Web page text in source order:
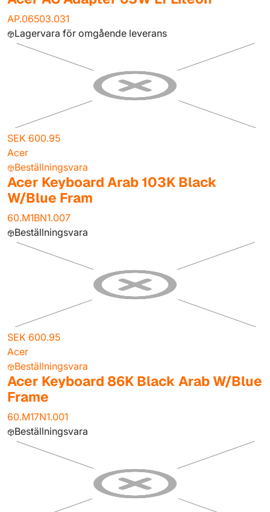
AP.06503.031
Lagervara för omgående leverans
SEK 600.95
Acer
Beställningsvara
Acer Keyboard Arab 103K Black
W/Blue Fram
60.M1BN1.007
Beställningsvara
SEK 600.95
Acer
Beställningsvara
Acer Keyboard 86K Black Arab W/Blue
Frame
60.M17N1.001
Beställningsvara